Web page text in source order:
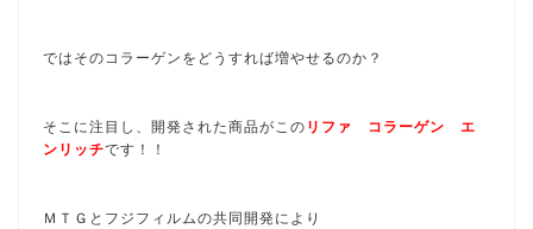
ではそのコラーゲンをどうすれば増やせるのか？
そこに注目し、開発された商品がこの リファ コラーゲン エ
ンリッチです！！
ＭＴＧとフジフィルムの共同開発により